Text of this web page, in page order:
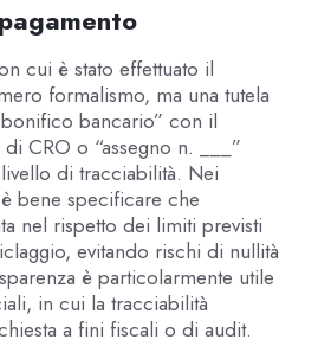
cui è stato effettuato il
formalismo, ma una tutela
bancario” con il
CRO o “assegno n. ___”
di tracciabilità. Nei
bene specificare che
nel rispetto dei limiti previsti
evitando rischi di nullità
è particolarmente utile
in cui la tracciabilità
a fini fiscali o di audit.